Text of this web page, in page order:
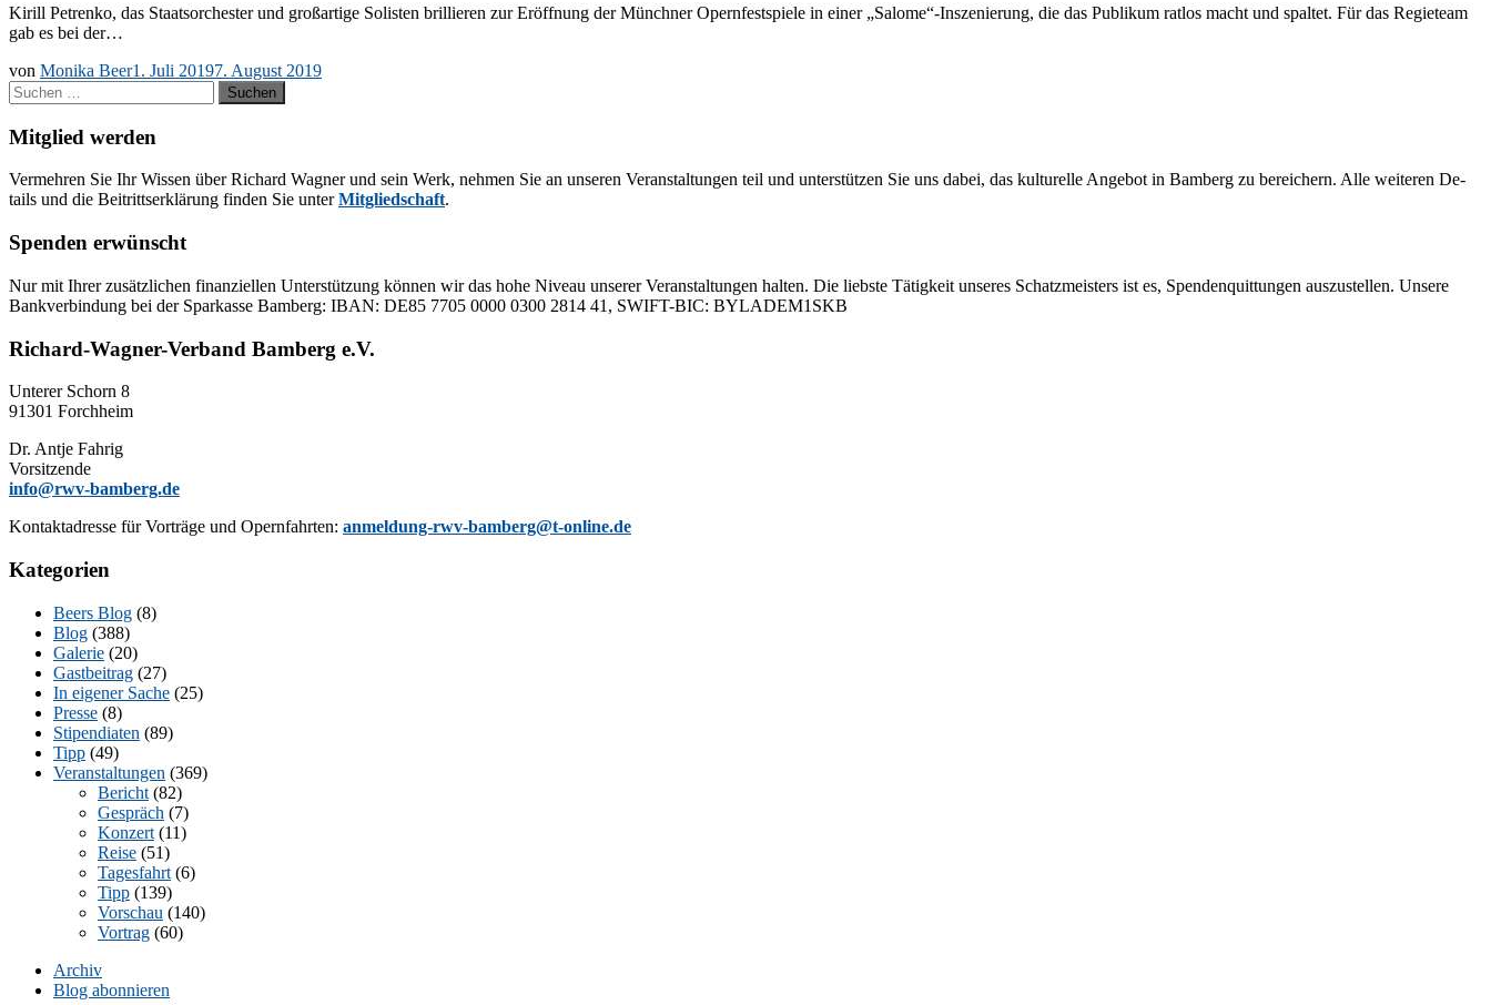
Ki­rill Pe­tren­ko, das Staats­or­ches­ter und groß­ar­ti­ge So­lis­ten bril­lie­ren zur Er­öff­nung der Münch­ner Opern­fest­spie­le in ei­ner „Salome“-Inszenierung, die das Pu­bli­kum rat­los macht und spal­tet. Für das Re­gie­team
gab es bei der…
von Monika Beer1. Juli 20197. August 2019
Suchen
nach:
Mitglied werden
Ver­meh­ren Sie Ihr Wis­sen über Ri­chard Wag­ner und sein Werk, neh­men Sie an un­se­ren Ver­an­stal­tun­gen teil und un­ter­stüt­zen Sie uns da­bei, das kul­tu­rel­le An­ge­bot in Bam­berg zu be­rei­chern. Alle wei­te­ren De­
tails und die Bei­tritts­er­klä­rung fin­den Sie un­terMit­glied­schaft.
Spenden erwünscht
Nur mit Ih­rer zu­sätz­li­chen fi­nan­zi­el­len Un­ter­stüt­zung kön­nen wir das hohe Ni­veau un­se­rer Ver­an­stal­tun­gen hal­ten. Die liebs­te Tä­tig­keit un­se­res Schatz­meis­ters ist es, Spen­den­quit­tun­gen aus­zu­stel­len. Un­se­re
Bank­ver­bin­dung bei der Spar­kas­se Bam­berg: IBAN: DE85 7705 0000 0300 2814 41, SWIFT-BIC: BYLADEM1SKB
Richard-Wagner-Verband Bamberg e.V.
Un­te­rer Schorn 8
91301 Forchheim
Dr. Ant­je Fahrig
Vorsitzende
info@rwv-bamberg.de
Kon­takt­adres­se für Vor­trä­ge und Opern­fahr­ten: anmeldung-rwv-bamberg@t-online.de
Kategorien
Beers Blog (8)
Blog (388)
Galerie (20)
Gastbeitrag (27)
In eigener Sache (25)
Presse (8)
Stipendiaten (89)
Tipp (49)
Veranstaltungen (369)
Bericht (82)
Gespräch (7)
Konzert (11)
Reise (51)
Tagesfahrt (6)
Tipp (139)
Vorschau (140)
Vortrag (60)
Archiv
Blog abonnieren